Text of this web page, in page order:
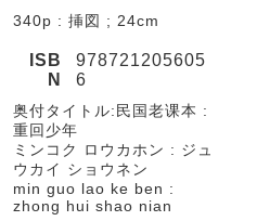
340p : 挿図 ; 24cm
ISB
N
978721205605
6
奥付タイトル:民国老课本 :
重回少年
ミンコク ロウカホン : ジュ
ウカイ ショウネン
min guo lao ke ben :
zhong hui shao nian